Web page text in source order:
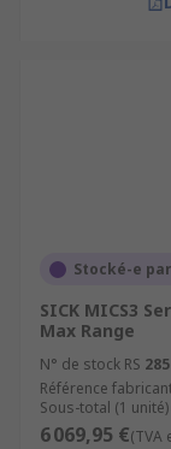
Stocké-e
SICK MICS3
Max Range
N° de stock RS
Référence
Sous-total (1 unité)
6 069,95 €(TVA